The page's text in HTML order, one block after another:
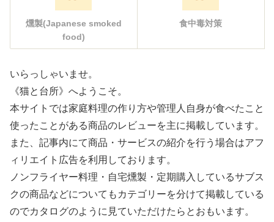
燻製(Japanese smoked
food)
食中毒対策
いらっしゃいませ。
《猫と台所》へようこそ。
本サイトでは家庭料理の作り方や管理人自身が食べたこと
使ったことがある商品のレビューを主に掲載しています。
また、記事内にて商品・サービスの紹介を行う場合はアフ
ィリエイト広告を利用しております。
ノンフライヤー料理・自宅燻製・定期購入しているサブス
クの商品などについてもカテゴリーを分けて掲載している
のでカタログのように見ていただけたらとおもいます。